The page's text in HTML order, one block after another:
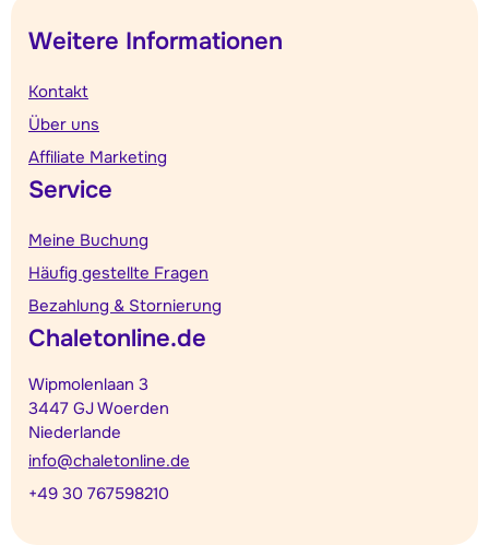
Weitere Informationen
Kontakt
Über uns
Affiliate Marketing
Service
Meine Buchung
Häufig gestellte Fragen
Bezahlung & Stornierung
Chaletonline.de
Wipmolenlaan 3
3447 GJ Woerden
Niederlande
info@chaletonline.de
+49 30 767598210